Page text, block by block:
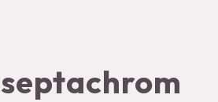
septachrom